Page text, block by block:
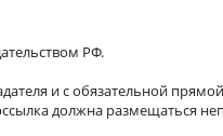
РФ.
и с обязательной
должна размещаться